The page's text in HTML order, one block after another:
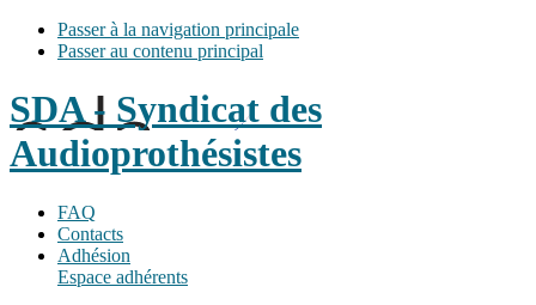
Passer à la navigation principale
Passer au contenu principal
SDA - Syndicat des
Audioprothésistes
FAQ
Contacts
Adhésion
Espace adhérents